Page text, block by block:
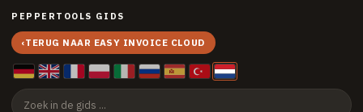
PEPPERTOOLS GIDS
‹TERUG NAAR EASY INVOICE CLOUD